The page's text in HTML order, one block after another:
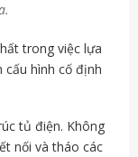
trong việc lựa
cấu hình cố định
tủ điện. Không
nối và tháo các